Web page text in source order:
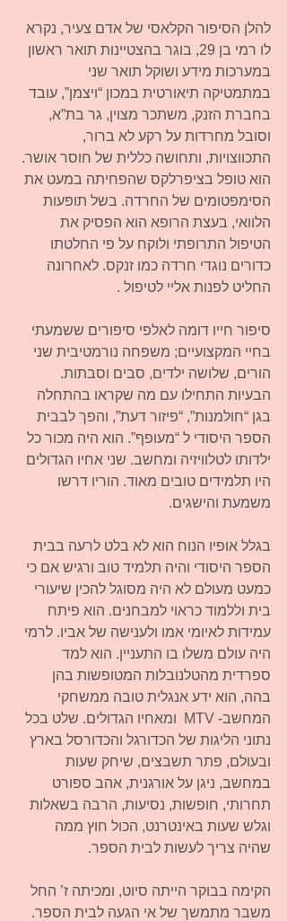
להלן הסיפור הקלאסי של אדם צעיר, נקרא
לו רמי בן 29, בוגר בהצטיינות תואר ראשון
במערכות מידע ושוקל תואר שני
במתמטיקה תיאורטית במכון “ויצמן”, עובד
בחברת הזנק, משתכר מצוין, גר בת”א,
וסובל מחרדות על רקע לא ברור,
התכווצויות, ותחושה כללית של חוסר אושר.
הוא טופל בציפרלקס שהפחיתה במעט את
הסימפטומים של החרדה. בשל תופעות
הלוואי, בעצת הרופא הוא הפסיק את
הטיפול התרופתי ולוקח על פי החלטתו
כדורים נוגדי חרדה כמו זנקס. לאחרונה
החליט לפנות אליי לטיפול .
סיפור חייו דומה לאלפי סיפורים ששמעתי
בחיי המקצועיים; משפחה נורמטיבית שני
הורים, שלושה ילדים, סבים וסבתות.
הבעיות התחילו עם מה שקראו בהתחלה
בגן “חולמנות”, “פיזור דעת”, והפך לבבית
הספר היסודי ל “מעופף”. הוא היה מכור כל
ילדותו לטלוויזיה ומחשב. שני אחיו הגדולים
היו תלמידים טובים מאוד. הוריו דרשו
משמעת והישגים.
בגלל אופיו הנוח הוא לא בלט לרעה בבית
הספר היסודי והיה תלמיד טוב ורגיש אם כי
כמעט מעולם לא היה מסוגל להכין שיעורי
בית וללמוד כראוי למבחנים. הוא פיתח
עמידות לאיומי אמו ולענישה של אביו. לרמי
היה עולם משלו בו התעניין. הוא למד
ספרדית מהטלנובלות המטופשות בהן
בהה, הוא ידע אנגלית טובה ממשחקי
המחשב- MTV  ומאחיו הגדולים. שלט בכל
נתוני הליגות של הכדורגל והכדורסל בארץ
ובעולם, פתר תשבצים, שיחק שעות
במחשב, ניגן על אורגנית, אהב ספורט
תחרותי, חופשות, נסיעות, הרבה בשאלות
וגלש שעות באינטרנט, הכול חוץ ממה
שהיה צריך לעשות לבית הספר.
הקימה בבוקר הייתה סיוט, ומכיתה ז’ החל
משבר מתמשך של אי הגעה לבית הספר.